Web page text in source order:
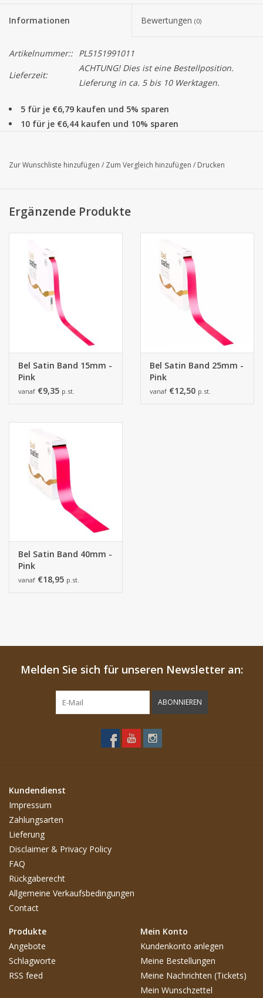
Informationen Bewertungen (0)
Artikelnummer:: PL5151991011
Lieferzeit:
ACHTUNG! Dies ist eine Bestellposition.
Lieferung in ca. 5 bis 10 Werktagen.
5 für je €6,79 kaufen und 5% sparen
10 für je €6,44 kaufen und 10% sparen
Schachteln, Beuteln und anderen Verpackungen passt. Alle Bel
von der tatsächlichen Farbe abweichen.
Zur Wunschliste hinzufügen / Zum Vergleich hinzufügen / Drucken
Ergänzende Produkte
Bel Satin Band 15mm -
Pink
vanaf €9,35 p.st.
Bel Satin Band 25mm -
Pink
vanaf €12,50 p.st.
Bel Satin Band 40mm -
Pink
vanaf €18,95 p.st.
Melden Sie sich für unseren Newsletter an:
ABONNIEREN
Kundendienst
Impressum
Zahlungsarten
Lieferung
Disclaimer & Privacy Policy
FAQ
Rückgaberecht
Allgemeine Verkaufsbedingungen
Contact
Produkte
Angebote
Schlagworte
RSS feed
Mein Konto
Kundenkonto anlegen
Meine Bestellungen
Meine Nachrichten (Tickets)
Mein Wunschzettel